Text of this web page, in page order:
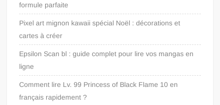
formule parfaite
Pixel art mignon kawaii spécial Noël : décorations et
cartes à créer
Epsilon Scan bl : guide complet pour lire vos mangas en
ligne
Comment lire Lv. 99 Princess of Black Flame 10 en
français rapidement ?